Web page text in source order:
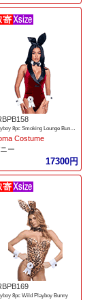
Costume
ー
17300円
8pc Wild Playboy Bunny